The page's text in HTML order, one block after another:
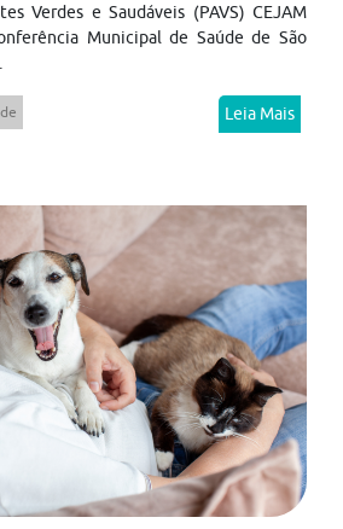
Verdes e Saudáveis (PAVS) CEJAM
Municipal de Saúde de São
Leia Mais